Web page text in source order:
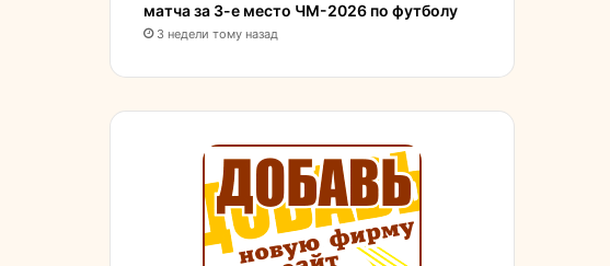
матча за 3-е место ЧМ-2026 по футболу
3 недели тому назад